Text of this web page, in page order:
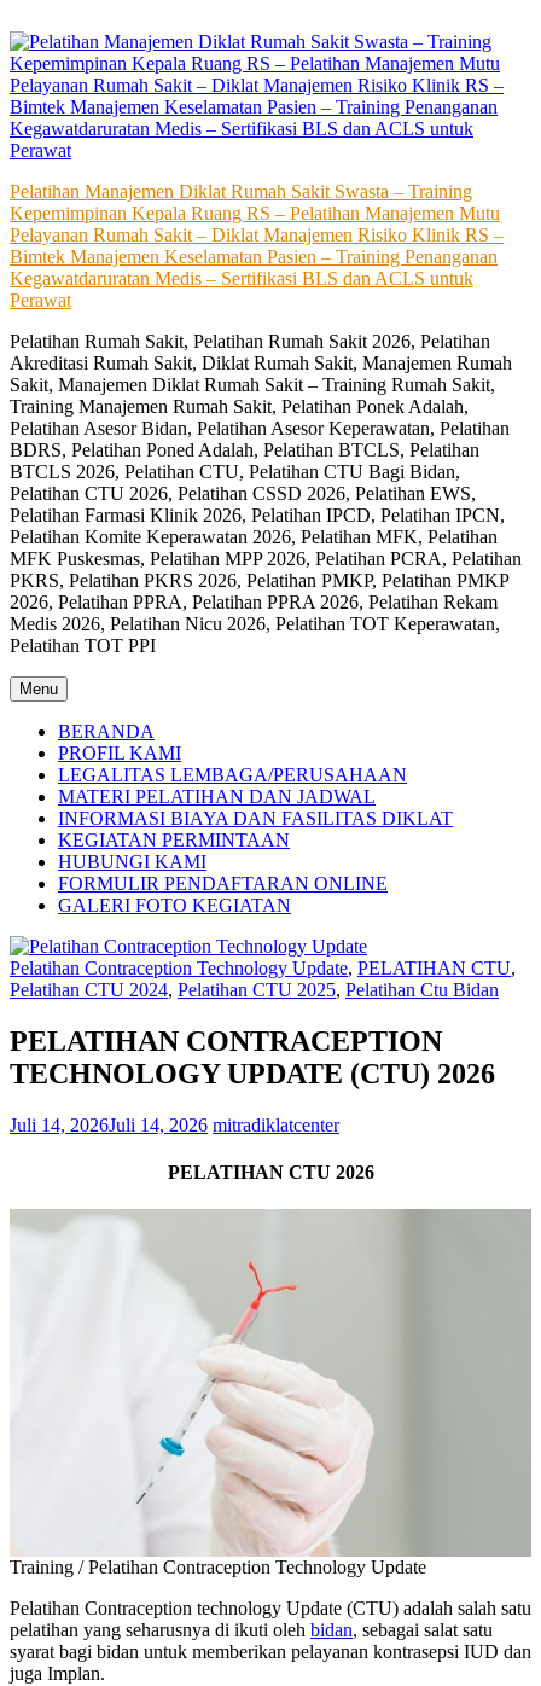
to
content
Pelatihan Manajemen Diklat Rumah Sakit Swasta – Training
Kepemimpinan Kepala Ruang RS – Pelatihan Manajemen Mutu
Pelayanan Rumah Sakit – Diklat Manajemen Risiko Klinik RS –
Bimtek Manajemen Keselamatan Pasien – Training Penanganan
Kegawatdaruratan Medis – Sertifikasi BLS dan ACLS untuk
Perawat
Pelatihan Rumah Sakit, Pelatihan Rumah Sakit 2026, Pelatihan
Akreditasi Rumah Sakit, Diklat Rumah Sakit, Manajemen Rumah
Sakit, Manajemen Diklat Rumah Sakit – Training Rumah Sakit,
Training Manajemen Rumah Sakit, Pelatihan Ponek Adalah,
Pelatihan Asesor Bidan, Pelatihan Asesor Keperawatan, Pelatihan
BDRS, Pelatihan Poned Adalah, Pelatihan BTCLS, Pelatihan
BTCLS 2026, Pelatihan CTU, Pelatihan CTU Bagi Bidan,
Pelatihan CTU 2026, Pelatihan CSSD 2026, Pelatihan EWS,
Pelatihan Farmasi Klinik 2026, Pelatihan IPCD, Pelatihan IPCN,
Pelatihan Komite Keperawatan 2026, Pelatihan MFK, Pelatihan
MFK Puskesmas, Pelatihan MPP 2026, Pelatihan PCRA, Pelatihan
PKRS, Pelatihan PKRS 2026, Pelatihan PMKP, Pelatihan PMKP
2026, Pelatihan PPRA, Pelatihan PPRA 2026, Pelatihan Rekam
Medis 2026, Pelatihan Nicu 2026, Pelatihan TOT Keperawatan,
Pelatihan TOT PPI
Menu
BERANDA
PROFIL KAMI
LEGALITAS LEMBAGA/PERUSAHAAN
MATERI PELATIHAN DAN JADWAL
INFORMASI BIAYA DAN FASILITAS DIKLAT
KEGIATAN PERMINTAAN
HUBUNGI KAMI
FORMULIR PENDAFTARAN ONLINE
GALERI FOTO KEGIATAN
Pelatihan Contraception Technology Update, PELATIHAN CTU,
Pelatihan CTU 2024, Pelatihan CTU 2025, Pelatihan Ctu Bidan
PELATIHAN CONTRACEPTION
TECHNOLOGY UPDATE (CTU) 2026
Juli 14, 2026Juli 14, 2026 mitradiklatcenter
PELATIHAN CTU 2026
Training / Pelatihan Contraception Technology Update
Pelatihan Contraception technology Update (CTU) adalah salah satu
pelatihan yang seharusnya di ikuti oleh bidan, sebagai salat satu
syarat bagi bidan untuk memberikan pelayanan kontrasepsi IUD dan
juga Implan.